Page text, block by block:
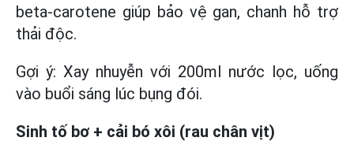
beta-carotene giúp bảo vệ gan, chanh hỗ trợ
thải độc.
Gợi ý: Xay nhuyễn với 200ml nước lọc, uống
vào buổi sáng lúc bụng đói.
Sinh tố bơ + cải bó xôi (rau chân vịt)